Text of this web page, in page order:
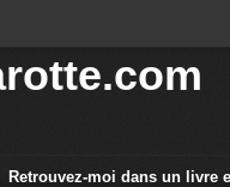
Retrouvez-moi dans un livre